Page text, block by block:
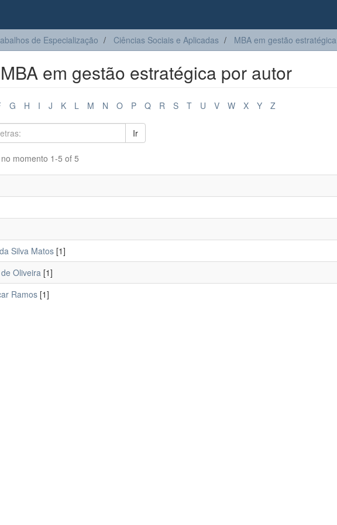
de Especialização Ciências Sociais e Aplicadas MBA em gestão estratégica
em gestão estratégica por autor
G H I J K L M N O P Q R S T U V W X Y Z
Ir
momento 1-5 of 5
Silva Matos [1]
Oliveira [1]
Ramos [1]